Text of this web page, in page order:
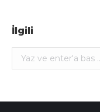
İlgili
Ara: